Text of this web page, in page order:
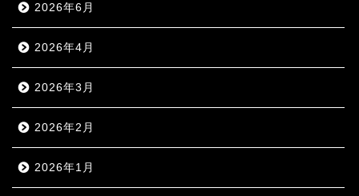
2026年6月
2026年4月
2026年3月
2026年2月
2026年1月